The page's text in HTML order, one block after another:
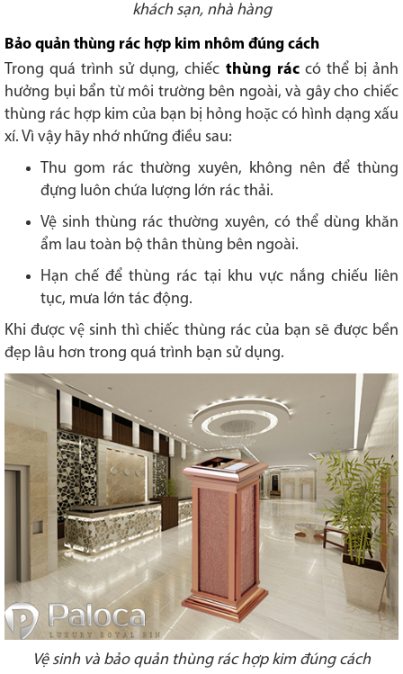
khách sạn, nhà hàng
Bảo quản thùng rác hợp kim nhôm đúng cách
Trong quá trình sử dụng, chiếc thùng ráccó thể bị ảnh
hưởng bụi bẩn từ môi trường bên ngoài, và gây cho chiếc
thùng rác hợp kim của bạn bị hỏng hoặc có hình dạng xấu
xí. Vì vậy hãy nhớ những điều sau:
Thu gom rác thường xuyên, không nên để thùng
đựng luôn chứa lượng lớn rác thải.
Vệ sinh thùng rác thường xuyên, có thể dùng khăn
ẩm lau toàn bộ thân thùng bên ngoài.
Hạn chế để thùng rác tại khu vực nắng chiếu liên
tục, mưa lớn tác động.
Khi được vệ sinh thì chiếc thùng rác của bạn sẽ được bền
đẹp lâu hơn trong quá trình bạn sử dụng.
Vệ sinh và bảo quản thùng rác hợp kim đúng cách